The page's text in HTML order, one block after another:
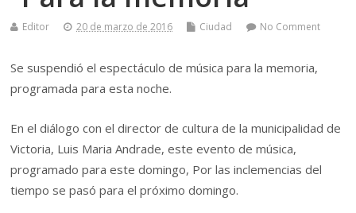
Editor 20 de marzo de 2016 Ciudad No Comment
Se suspendió el espectáculo de música para la memoria,
programada para esta noche.
En el diálogo con el director de cultura de la municipalidad de
Victoria, Luis Maria Andrade, este evento de música,
programado para este domingo, Por las inclemencias del
tiempo se pasó para el próximo domingo.